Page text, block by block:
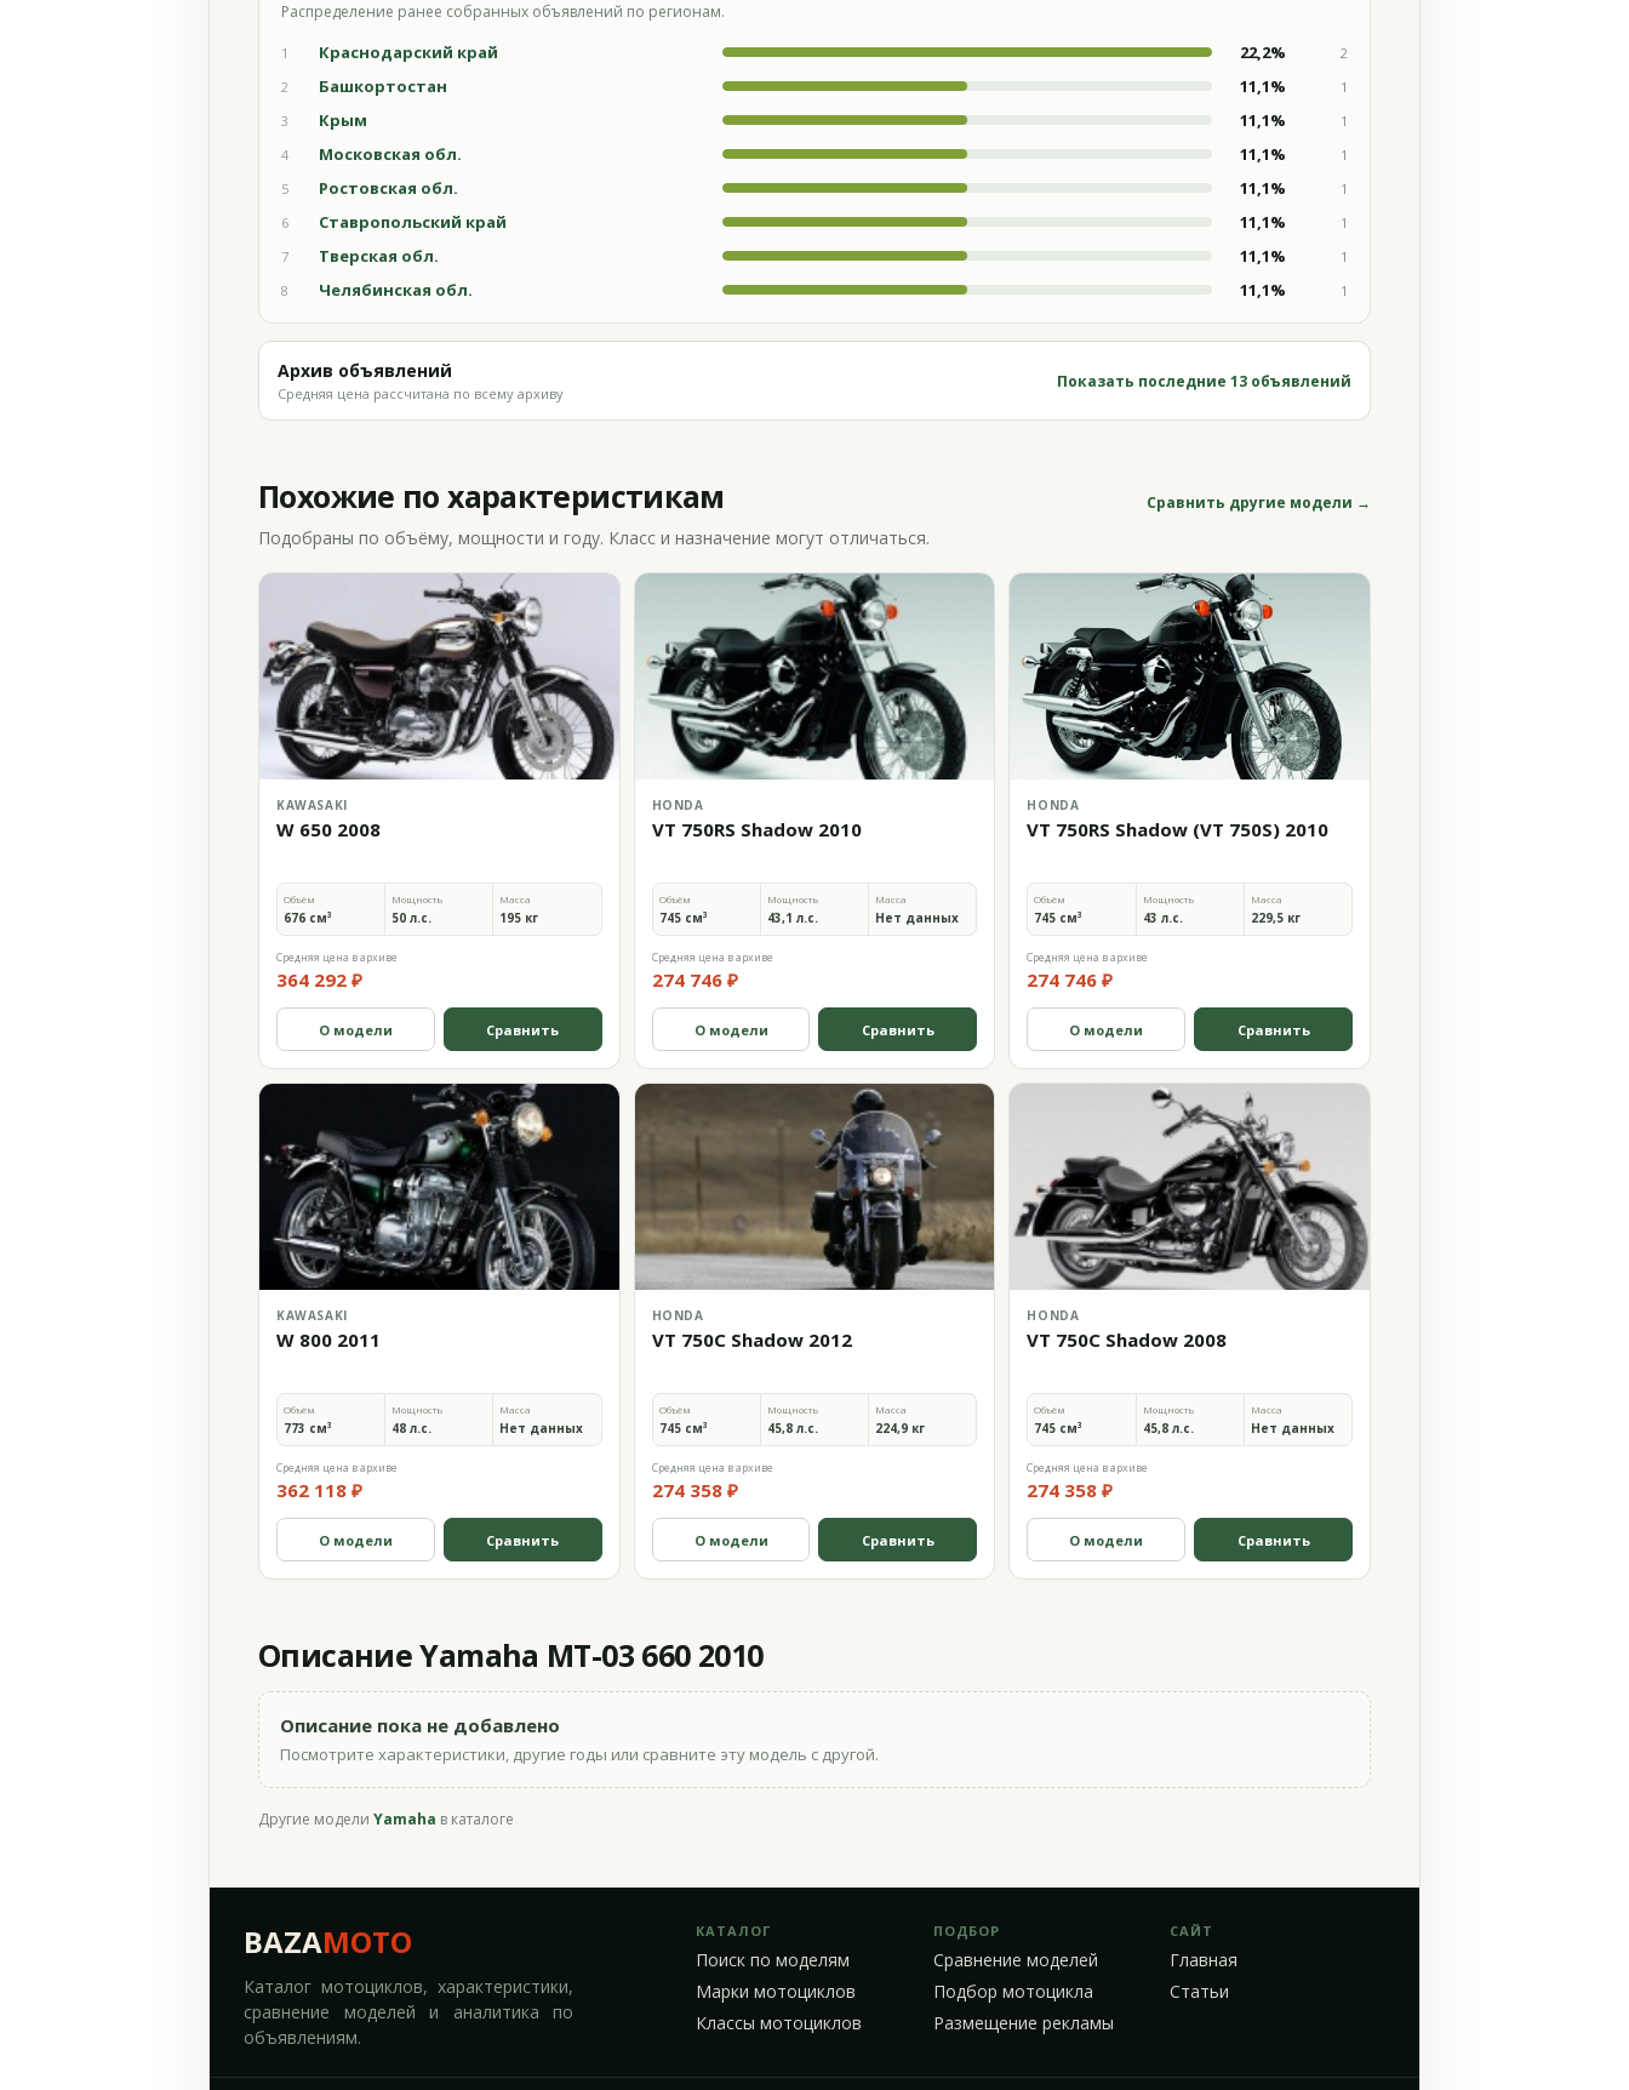
Распределение ранее собранных объявлений по регионам.
1 Краснодарский край 22,2%
2
2
Башкортостан 11,1%
1
3
Крым 11,1%
1
4
Московская обл. 11,1%
1
5
Ростовская обл. 11,1%
1
6
Ставропольский край 11,1%
1
7
Тверская обл. 11,1%
1
8
Челябинская обл. 11,1% 1
Архив объявлений
Средняя цена рассчитана по всему архиву
Показать последние 13 объявлений
Похожие по характеристикам Сравнить другие модели →
Подобраны по объёму, мощности и году. Класс и назначение могут отличаться.
KAWASAKI
W 650 2008
Объём
676 см³
Мощность
50 л.с.
Масса
195 кг
Средняя цена в архиве
364 292 ₽
О модели Сравнить
HONDA
VT 750RS Shadow 2010
Объём
745 см³
Мощность
43,1 л.с.
Масса
Нет данных
Средняя цена в архиве
274 746 ₽
О модели Сравнить
HONDA
VT 750RS Shadow (VT 750S) 2010
Объём
745 см³
Мощность
43 л.с.
Масса
229,5 кг
Средняя цена в архиве
274 746 ₽
О модели Сравнить
KAWASAKI
W 800 2011
Объём
773 см³
Мощность
48 л.с.
Масса
Нет данных
Средняя цена в архиве
362 118 ₽
О модели Сравнить
HONDA
VT 750C Shadow 2012
Объём
745 см³
Мощность
45,8 л.с.
Масса
224,9 кг
Средняя цена в архиве
274 358 ₽
О модели Сравнить
HONDA
VT 750C Shadow 2008
Объём
745 см³
Мощность
45,8 л.с.
Масса
Нет данных
Средняя цена в архиве
274 358 ₽
О модели Сравнить
Описание Yamaha MT-03 660 2010
Описание пока не добавлено
Посмотрите характеристики, другие годы или сравните эту модель с другой.
Другие модели Yamaha в каталоге
BAZAMOTO
Каталог мотоциклов, характеристики,
сравнение моделей и аналитика по
объявлениям.
КАТАЛОГ
Поиск по моделям
Марки мотоциклов
Классы мотоциклов
ПОДБОР
Сравнение моделей
Подбор мотоцикла
Размещение рекламы
САЙТ
Главная
Статьи